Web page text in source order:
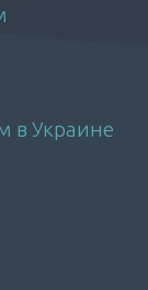
в Украине